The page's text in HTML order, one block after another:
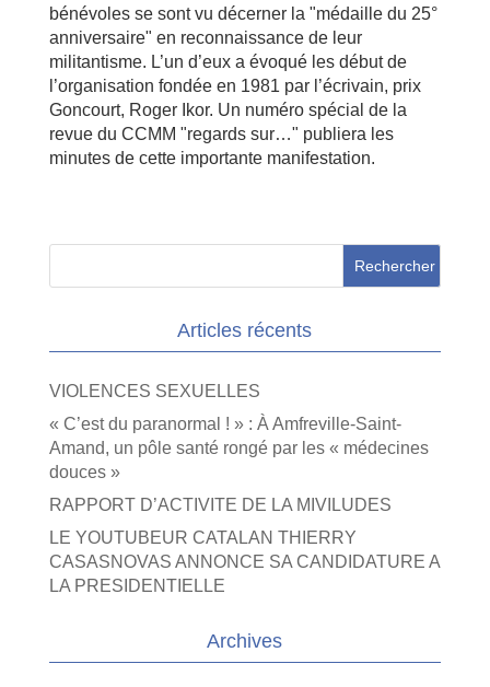
bénévoles se sont vu décerner la "médaille du 25°
anniversaire" en reconnaissance de leur
militantisme. L’un d’eux a évoqué les début de
l’organisation fondée en 1981 par l’écrivain, prix
Goncourt, Roger Ikor. Un numéro spécial de la
revue du CCMM "regards sur…" publiera les
minutes de cette importante manifestation.
Articles récents
VIOLENCES SEXUELLES
« C’est du paranormal ! » : À Amfreville-Saint-
Amand, un pôle santé rongé par les « médecines
douces »
RAPPORT D’ACTIVITE DE LA MIVILUDES
LE YOUTUBEUR CATALAN THIERRY
CASASNOVAS ANNONCE SA CANDIDATURE A
LA PRESIDENTIELLE
Archives